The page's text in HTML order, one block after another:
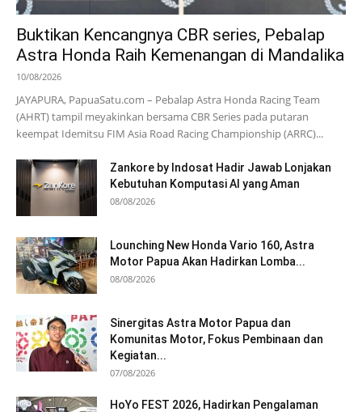
Buktikan Kencangnya CBR series, Pebalap
Astra Honda Raih Kemenangan di Mandalika
10/08/2026
JAYAPURA, PapuaSatu.com – Pebalap Astra Honda Racing Team
(AHRT) tampil meyakinkan bersama CBR Series pada putaran
keempat Idemitsu FIM Asia Road Racing Championship (ARRC)...
Zankore by Indosat Hadir Jawab Lonjakan
Kebutuhan Komputasi AI yang Aman
08/08/2026
Lounching New Honda Vario 160, Astra
Motor Papua Akan Hadirkan Lomba...
08/08/2026
Sinergitas Astra Motor Papua dan
Komunitas Motor, Fokus Pembinaan dan
Kegiatan...
07/08/2026
HoYo FEST 2026, Hadirkan Pengalaman